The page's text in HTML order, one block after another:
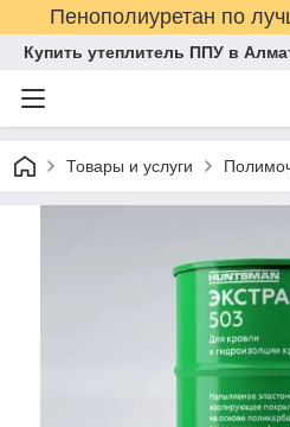
Пенополиуретан по
Купить утеплитель ППУ в
Товары и услуги